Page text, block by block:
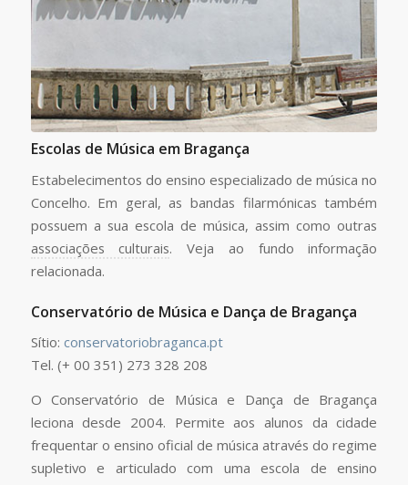
Escolas de Música em Bragança
Estabelecimentos do ensino especializado de música no
Concelho. Em geral, as bandas filarmónicas também
possuem a sua escola de música, assim como outras
associações culturais. Veja ao fundo informação
relacionada.
Conservatório de Música e Dança de Bragança
Sítio: conservatoriobraganca.pt
Tel. (+ 00 351) 273 328 208
O Conservatório de Música e Dança de Bragança
leciona desde 2004. Permite aos alunos da cidade
frequentar o ensino oficial de música através do regime
supletivo e articulado com uma escola de ensino